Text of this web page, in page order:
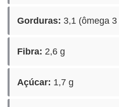
Gorduras: 3,1 (ômega
Fibra: 2,6 g
Açúcar: 1,7 g